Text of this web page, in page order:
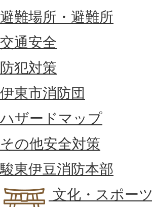
避難場所・避難所
交通安全
防犯対策
伊東市消防団
ハザードマップ
その他安全対策
駿東伊豆消防本部
文化・スポーツ